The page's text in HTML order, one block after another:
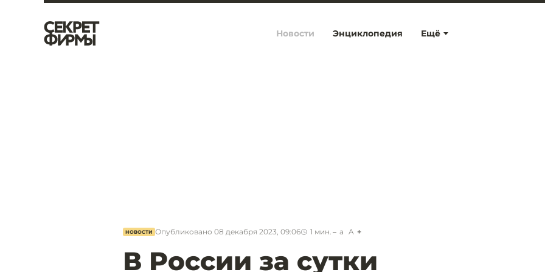
Ещё
Новости Энциклопедия
НОВОСТИ Опубликовано 08 декабря 2023, 09:06 1 мин. a A
В России за сутки